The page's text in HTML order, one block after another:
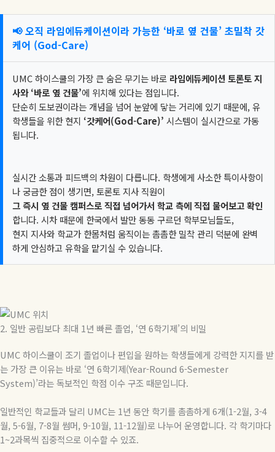
📢 오직 라임에듀케이션이라 가능한 ‘바로 옆 건물’ 초밀착 갓
케어 (God-Care)
UMC 하이스쿨의 가장 큰 숨은 무기는 바로 라임에듀케이션 토론토 지
사와 ‘바로 옆 건물’에 위치해 있다는 점입니다.
단순히 도보권이라는 개념을 넘어 눈앞에 닿는 거리에 있기 때문에, 유
학생들을 위한 현지 ‘갓케어(God-Care)’ 시스템이 실시간으로 가동
됩니다.
실시간 소통과 피드백의 차원이 다릅니다. 학생에게 사소한 특이사항이
나 궁금한 점이 생기면, 토론토 지사 직원이
그 즉시 옆 건물 캠퍼스로 직접 넘어가서 학교 측에 직접 물어보고 확인
합니다. 시차 때문에 한국에서 발만 동동 구르던 학부모님들도,
현지 지사와 학교가 한몸처럼 움직이는 촘촘한 밀착 관리 덕분에 완벽
하게 안심하고 유학을 맡기실 수 있습니다.
2. 일반 공립보다 최대 1년 빠른 졸업, ‘연 6학기제’의 비밀
UMC 하이스쿨이 조기 졸업이나 편입을 원하는 학생들에게 강력한 지지를 받
는 가장 큰 이유는 바로 ‘연 6학기제(Year-Round 6-Semester
System)’라는 독보적인 학점 이수 구조 때문입니다.
일반적인 학교들과 달리 UMC는 1년 동안 학기를 촘촘하게 6개(1-2월, 3-4
월, 5-6월, 7-8월 썸머, 9-10월, 11-12월)로 나누어 운영합니다. 각 학기마다
1~2과목씩 집중적으로 이수할 수 있죠.